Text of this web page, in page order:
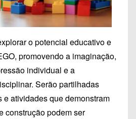
o potencial educativo e
promovendo a imaginação,
individual e a
Serão partilhadas
e atividades que demonstram
construção podem ser